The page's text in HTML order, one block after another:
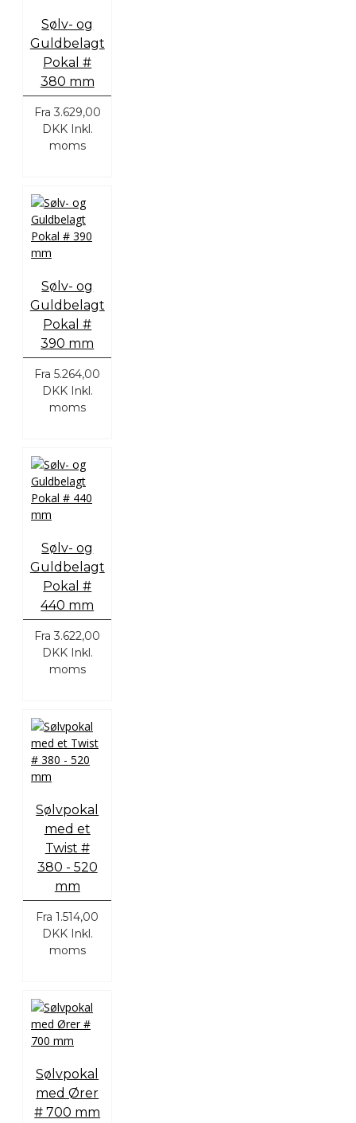
Sølv- og
Guldbelagt
Pokal #
380 mm
Fra 3.629,00
DKK Inkl.
moms
Sølv- og
Guldbelagt
Pokal #
390 mm
Fra 5.264,00
DKK Inkl.
moms
Sølv- og
Guldbelagt
Pokal #
440 mm
Fra 3.622,00
DKK Inkl.
moms
Sølvpokal
med et
Twist #
380 - 520
mm
Fra 1.514,00
DKK Inkl.
moms
Sølvpokal
med Ører
# 700 mm